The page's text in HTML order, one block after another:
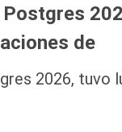
Postgres
de
2026, tuvo